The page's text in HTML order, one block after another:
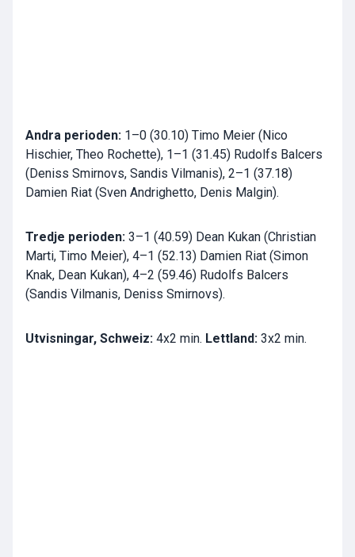
Andra perioden: 1–0 (30.10) Timo Meier (Nico
Hischier, Theo Rochette), 1–1 (31.45) Rudolfs Balcers
(Deniss Smirnovs, Sandis Vilmanis), 2–1 (37.18)
Damien Riat (Sven Andrighetto, Denis Malgin).
Tredje perioden: 3–1 (40.59) Dean Kukan (Christian
Marti, Timo Meier), 4–1 (52.13) Damien Riat (Simon
Knak, Dean Kukan), 4–2 (59.46) Rudolfs Balcers
(Sandis Vilmanis, Deniss Smirnovs).
Utvisningar, Schweiz: 4x2 min. Lettland: 3x2 min.